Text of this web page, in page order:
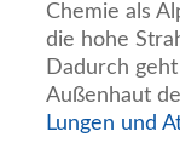
Chemie als
die hohe
Dadurch
Außenhaut
Lungen und